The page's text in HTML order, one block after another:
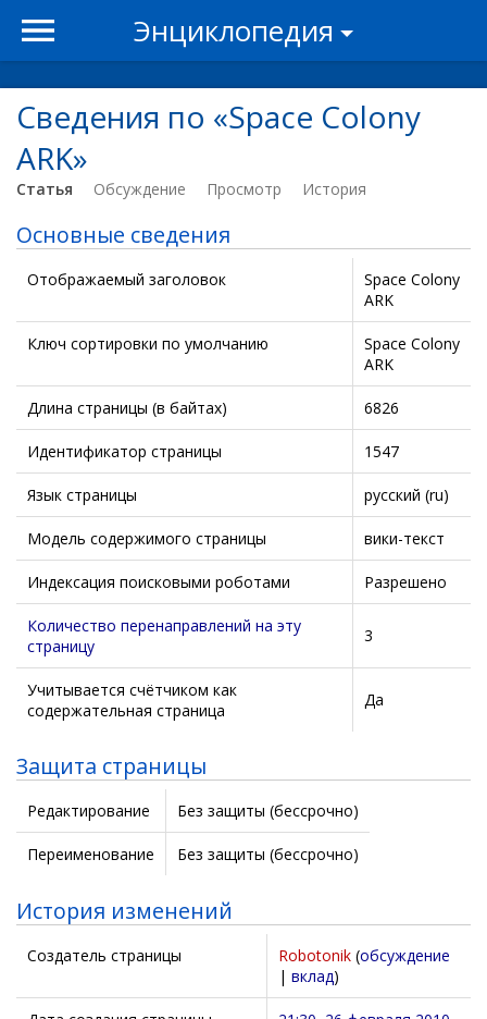
Энциклопедия
Сведения по «Space Colony
ARK»
Статья Обсуждение Просмотр История
Основные сведения
Отображаемый заголовок
Space Colony
ARK
Ключ сортировки по умолчанию
Space Colony
ARK
Длина страницы (в байтах) 6826
Идентификатор страницы 1547
Язык страницы русский (ru)
Модель содержимого страницы вики-текст
Индексация поисковыми роботами Разрешено
Количество перенаправлений на эту
страницу
3
Учитывается счётчиком как
содержательная страница
Да
Защита страницы
Редактирование Без защиты (бессрочно)
Переименование Без защиты (бессрочно)
История изменений
Создатель страницы Robotonik (обсуждение
| вклад)